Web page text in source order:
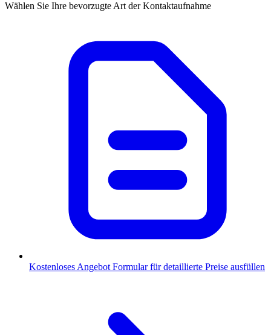
Wählen Sie Ihre bevorzugte Art der Kontaktaufnahme
Kostenloses Angebot Formular für detaillierte Preise ausfüllen